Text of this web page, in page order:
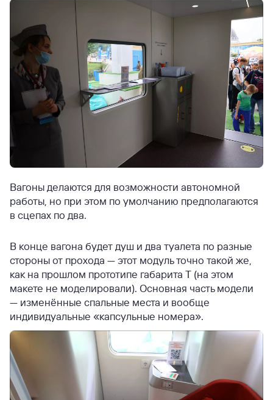
Вагоны делаются для возможности автономной
работы, но при этом по умолчанию предполагаются
в сцепах по два.
В конце вагона будет душ и два туалета по разные
стороны от прохода — этот модуль точно такой же,
как на прошлом прототипе габарита Т (на этом
макете не моделировали). Основная часть модели
— изменённые спальные места и вообще
индивидуальные «капсульные номера».